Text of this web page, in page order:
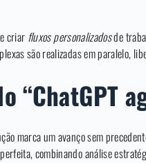
criar fluxos personalizadosde
são realizadas em paralelo,
“ChatGPT
marca um avanço sem
combinando análise